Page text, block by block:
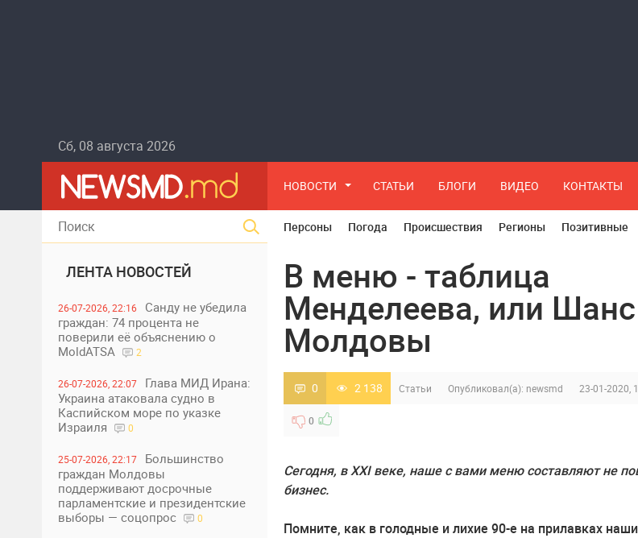
Сб, 08 августа 2026
НОВОСТИ СТАТЬИ БЛОГИ ВИДЕО КОНТАКТЫ
ЛЕНТА НОВОСТЕЙ
26-07-2026, 22:16
Санду не убедила
граждан: 74 процента не
поверили её объяснению о
MoldATSA
2
26-07-2026, 22:07
Глава МИД Ирана:
Украина атаковала судно в
Каспийском море по указке
Израиля
0
25-07-2026, 22:17
Большинство
граждан Молдовы
поддерживают досрочные
парламентские и президентские
выборы — соцопрос
0
Персоны Погода Происшествия Регионы Позитивные
В меню - таблица
Менделеева, или
Молдовы
0 2 138 Статьи Опубликовал(а): newsmd 23-01-2020,
0
Сегодня, в XXI веке, наше с вами меню составляют не
бизнес.
Помните, как в голодные и лихие 90-е на прилавках